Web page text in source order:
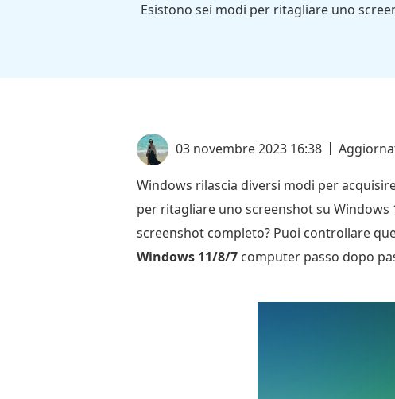
Esistono sei modi per ritagliare uno
03 novembre 2023 16:38
Windows rilascia diversi modi per
per ritagliare uno screenshot su
screenshot completo? Puoi controllare
Windows 11/8/7 computer passo dopo